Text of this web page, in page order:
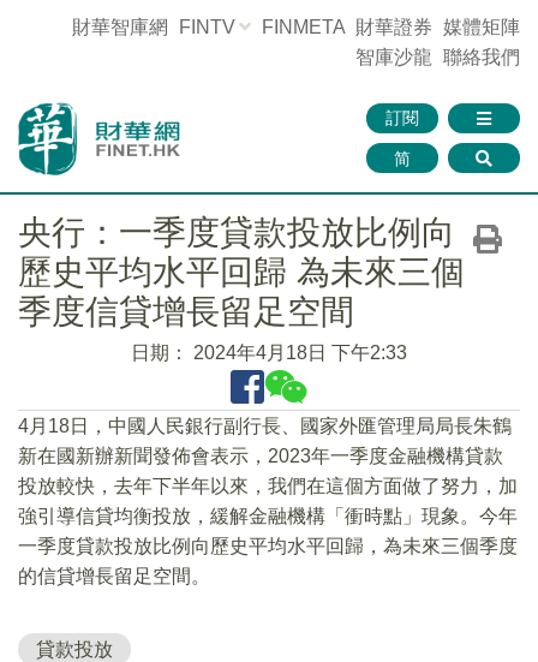
財華智庫網 FINTV FINMETA 財華證券 媒體矩陣
智庫沙龍 聯絡我們
訂閱
简
央行：一季度貸款投放比例向
歷史平均水平回歸 為未來三個
季度信貸增長留足空間
日期： 2024年4月18日 下午2:33
4月18日，中國人民銀行副行長、國家外匯管理局局長朱鶴
新在國新辦新聞發佈會表示，2023年一季度金融機構貸款
投放較快，去年下半年以來，我們在這個方面做了努力，加
強引導信貸均衡投放，緩解金融機構「衝時點」現象。今年
一季度貸款投放比例向歷史平均水平回歸，為未來三個季度
的信貸增長留足空間。
貸款投放